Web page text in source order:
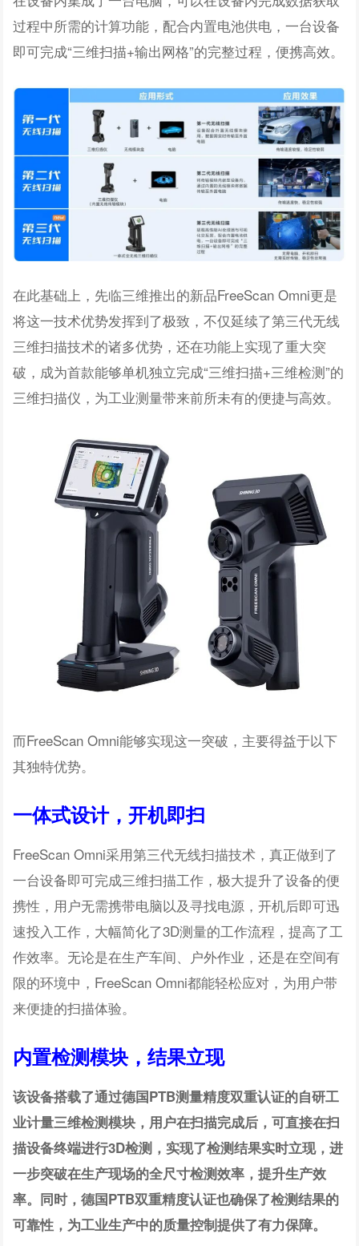
过程中所需的计算功能，配合内置电池供电，一台设备
即可完成“三维扫描+输出网格”的完整过程，便携高效。
在此基础上，先临三维推出的新品FreeScan Omni更是
将这一技术优势发挥到了极致，不仅延续了第三代无线
三维扫描技术的诸多优势，还在功能上实现了重大突
破，成为首款能够单机独立完成“三维扫描+三维检测”的
三维扫描仪，为工业测量带来前所未有的便捷与高效。
而FreeScan Omni能够实现这一突破，主要得益于以下
其独特优势。
一体式设计，开机即扫
FreeScan Omni采用第三代无线扫描技术，真正做到了
一台设备即可完成三维扫描工作，极大提升了设备的便
携性，用户无需携带电脑以及寻找电源，开机后即可迅
速投入工作，大幅简化了3D测量的工作流程，提高了工
作效率。无论是在生产车间、户外作业，还是在空间有
限的环境中，FreeScan Omni都能轻松应对，为用户带
来便捷的扫描体验。
内置检测模块，结果立现
该设备搭载了通过德国PTB测量精度双重认证的自研工
业计量三维检测模块，用户在扫描完成后，可直接在扫
描设备终端进行3D检测，实现了检测结果实时立现，进
一步突破在生产现场的全尺寸检测效率，提升生产效
率。同时，德国PTB双重精度认证也确保了检测结果的
可靠性，为工业生产中的质量控制提供了有力保障。